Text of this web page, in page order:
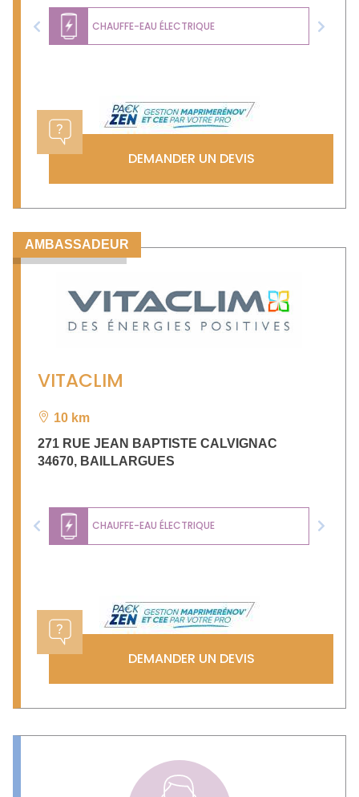
CHAUFFE-EAU ÉLECTRIQUE
Previous Next
DEMANDER UN DEVIS
AMBASSADEUR
VITACLIM
10 km
271 RUE JEAN BAPTISTE CALVIGNAC
34670, BAILLARGUES
CHAUFFE-EAU ÉLECTRIQUE
Previous Next
DEMANDER UN DEVIS